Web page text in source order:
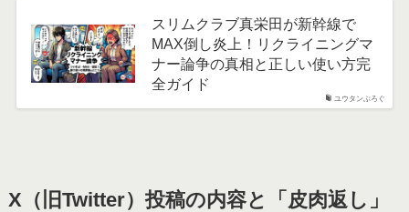
ユウタンぶろぐ
スリムクラブ真栄田が新幹線で
MAX倒し炎上！リクライニングマ
ナー論争の真相と正しい使い方完
全ガイド
X（旧Twitter）投稿の内容と「皮肉返し」